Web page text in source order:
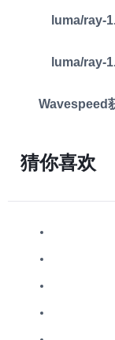
luma/ray-
luma/ray-
Wavespeed
猜你喜欢